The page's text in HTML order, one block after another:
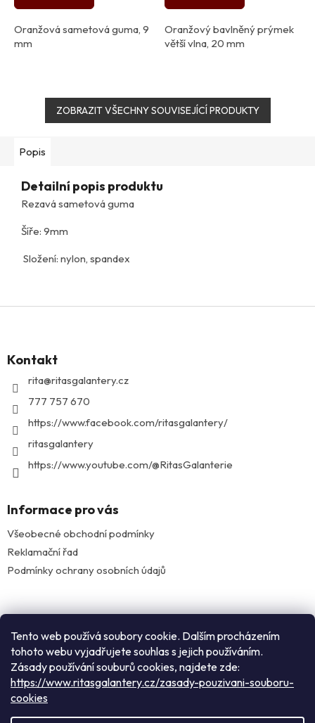
Tento web používá soubory cookie. Dalším procházením
tohoto webu vyjadřujete souhlas s jejich používáním.
Zásady používání souburů cookies, najdete zde:
https://www.ritasgalantery.cz/zasady-pouzivani-souboru-
cookies
Oranžová sametová guma, 9
mm
Oranžový bavlněný prýmek
větší vlna, 20 mm
ZOBRAZIT VŠECHNY SOUVISEJÍCÍ PRODUKTY
Popis
Detailní popis produktu
Rezavá sametová guma
Šíře: 9mm
Složení: nylon, spandex
aKontakt
rita@ritasgalantery.cz
777 757 670
https://www.facebook.com/ritasgalantery/
ritasgalantery
https://www.youtube.com/@RitasGalanterie
Informace pro vás
Všeobecné obchodní podmínky
Reklamační řad
Podmínky ochrany osobních údajů
Instagram